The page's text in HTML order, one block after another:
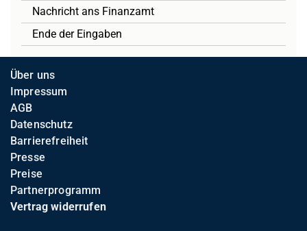
Nachricht ans Finanzamt
Ende der Eingaben
Über uns
Impressum
AGB
Datenschutz
Barrierefreiheit
Presse
Preise
Partnerprogramm
Vertrag widerrufen